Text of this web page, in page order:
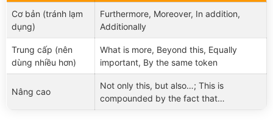
Cơ bản (tránh lạm
dụng)
Furthermore, Moreover, In addition,
Additionally
Trung cấp (nên
dùng nhiều hơn)
What is more, Beyond this, Equally
important, By the same token
Nâng cao
Not only this, but also…; This is
compounded by the fact that…